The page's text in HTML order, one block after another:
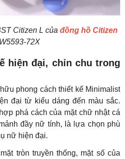
Citizen L của đồng hồ Citizen
72X
hiện đại, chỉn chu trong
phong cách thiết kế Minimalist
đại từ kiểu dáng đến màu sắc.
phá cách của mặt chữ nhật cá
đầy nữ tính, là lựa chọn phù
nữ hiện đại.
tròn truyền thống, mặt số của